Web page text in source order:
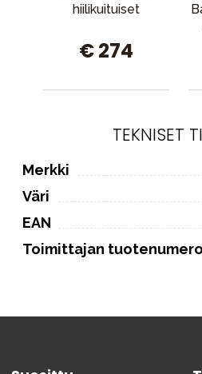
hiilikuituiset
€ 274
TEKNISET
Merkki
Väri
EAN
Toimittajan tuotenumero